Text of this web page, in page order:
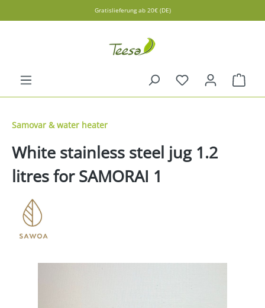
Gratislieferung ab 20€ (DE)
Samovar & water heater
White stainless steel jug 1.2
litres for SAMORAI 1